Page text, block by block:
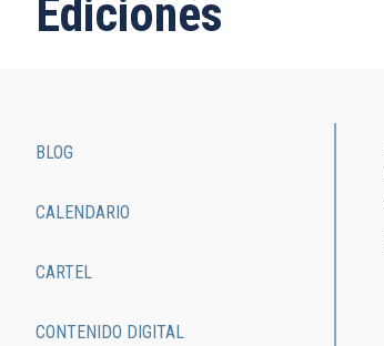
enlaces
la
navegación
Ediciones
navigation
BLOG
CALENDARIO
CARTEL
CONTENIDO DIGITAL